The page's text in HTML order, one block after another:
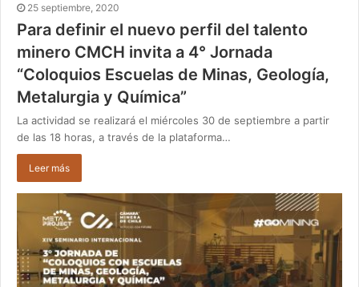
25 septiembre, 2020
Para definir el nuevo perfil del talento
minero CMCH invita a 4° Jornada
“Coloquios Escuelas de Minas, Geología,
Metalurgia y Química”
La actividad se realizará el miércoles 30 de septiembre a partir
de las 18 horas, a través de la plataforma…
Leer más